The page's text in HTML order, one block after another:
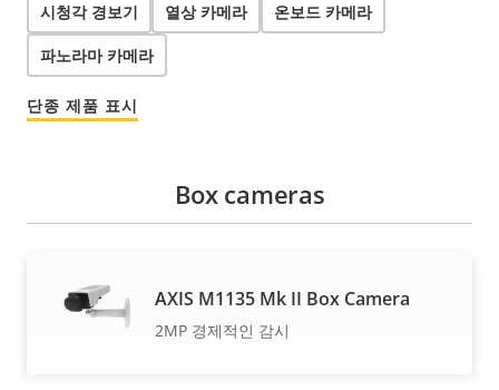
시청각 경보기 열상 카메라 온보드 카메라
파노라마 카메라
단종 제품 표시
Box cameras
AXIS M1135 Mk II Box Camera
2MP 경제적인 감시